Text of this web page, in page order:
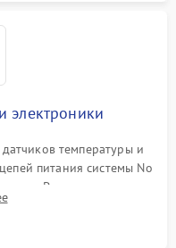
электроники
температуры и
питания системы No
Ремонт или замена
алгоритмов.